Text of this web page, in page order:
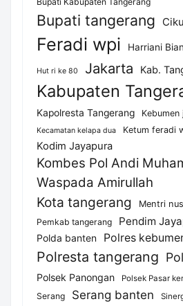
Bupati tangerang
Feradi wpi Harriani
Hut ri ke 80 Jakarta Kab.
Kabupaten
Kapolresta Tangerang Kebumen
Kecamatan kelapa dua Ketum feradi
Kodim Jayapura
Kombes Pol Andi
Waspada Amirullah
Kota tangerang
Mentri
Pemkab tangerang
Pendim
Polda banten Polres
Polresta tangerang
Polsek Panongan Polsek Pasar
Serang Serang banten